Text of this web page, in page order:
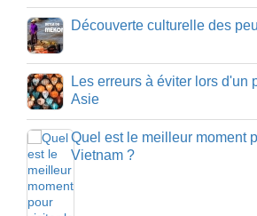
Découverte culturelle des
Les erreurs à éviter lors d'un
Asie
Quel est le meilleur moment
Vietnam ?